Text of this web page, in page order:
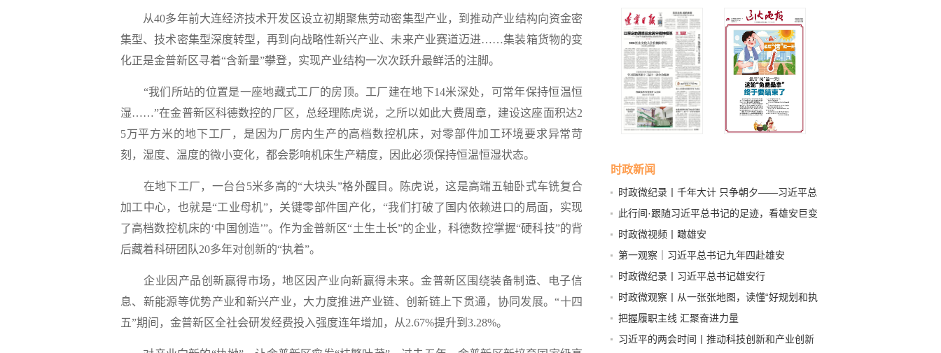
从40多年前大连经济技术开发区设立初期聚焦劳动密集型产业，到推动产业结构向资金密
集型、技术密集型深度转型，再到向战略性新兴产业、未来产业赛道迈进……集装箱货物的变
化正是金普新区寻着“含新量”攀登，实现产业结构一次次跃升最鲜活的注脚。
“我们所站的位置是一座地藏式工厂的房顶。工厂建在地下14米深处，可常年保持恒温恒
湿……”在金普新区科德数控的厂区，总经理陈虎说，之所以如此大费周章，建设这座面积达2
5万平方米的地下工厂，是因为厂房内生产的高档数控机床，对零部件加工环境要求异常苛
刻，湿度、温度的微小变化，都会影响机床生产精度，因此必须保持恒温恒湿状态。
在地下工厂，一台台5米多高的“大块头”格外醒目。陈虎说，这是高端五轴卧式车铣复合
加工中心，也就是“工业母机”，关键零部件国产化，“我们打破了国内依赖进口的局面，实现
了高档数控机床的‘中国创造’”。作为金普新区“土生土长”的企业，科德数控掌握“硬科技”的背
后藏着科研团队20多年对创新的“执着”。
企业因产品创新赢得市场，地区因产业向新赢得未来。金普新区围绕装备制造、电子信
息、新能源等优势产业和新兴产业，大力度推进产业链、创新链上下贯通，协同发展。“十四
五”期间，金普新区全社会研发经费投入强度连年增加，从2.67%提升到3.28%。
时政新闻
时政微纪录丨千年大计 只争朝夕——习近平总
书记赴河北雄安新区考察纪实
此行间·跟随习近平总书记的足迹，看雄安巨变
时政微视频丨瞰雄安
第一观察｜习近平总书记九年四赴雄安
时政微纪录丨习近平总书记雄安行
时政微观察丨从一张张地图，读懂“好规划和执
行力”
把握履职主线 汇聚奋进力量
习近平的两会时间丨推动科技创新和产业创新